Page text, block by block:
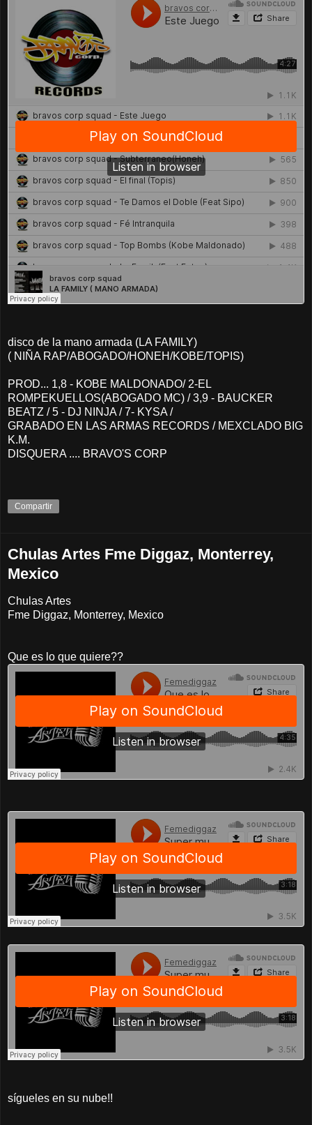
disco de la mano armada (LA FAMILY)
( NIÑA RAP/ABOGADO/HONEH/KOBE/TOPIS)
PROD... 1,8 - KOBE MALDONADO/ 2-EL
ROMPEKUELLOS(ABOGADO MC) / 3,9 - BAUCKER
BEATZ / 5 - DJ NINJA / 7- KYSA /
GRABADO EN LAS ARMAS RECORDS / MEXCLADO BIG
K.M.
DISQUERA .... BRAVO'S CORP
Compartir
Chulas Artes Fme Diggaz, Monterrey,
Mexico
Chulas Artes
Fme Diggaz, Monterrey, Mexico
Que es lo que quiere??
sígueles en su nube!!